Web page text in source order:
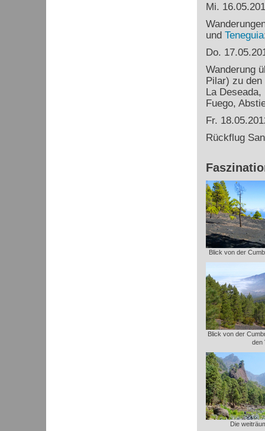
Mi.
und Teneguia
Do.
Wanderung
Pilar) zu den
La Deseada,
Fuego,
Fr.
Rückflug
Blick von der
Blick von der
den
Die